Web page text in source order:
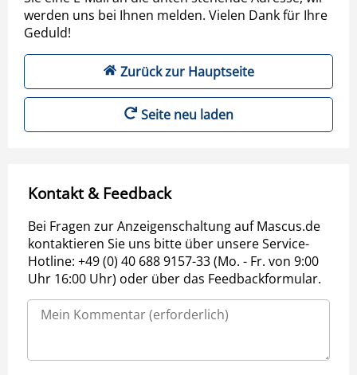
werden uns bei Ihnen melden. Vielen Dank für Ihre
Geduld!
Zurück zur Hauptseite
Seite neu laden
Kontakt & Feedback
Bei Fragen zur Anzeigenschaltung auf Mascus.de
kontaktieren Sie uns bitte über unsere Service-
Hotline: +49 (0) 40 688 9157-33 (Mo. - Fr. von 9:00
Uhr 16:00 Uhr) oder über das Feedbackformular.